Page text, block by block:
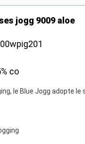
jogg 9009 aloe
co
le Blue Jogg adopte